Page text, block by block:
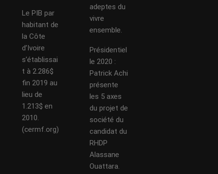
Le PIB par
habitant de
la Côte
d’Ivoire
s’établissai
t à 2.286$
fin 2019 au
lieu de
1.213$ en
2010.
(cermf.org)
adeptes du
vivre
ensemble.
Présidentiel
le 2020 :
Patrick Achi
présente
les 5 axes
du projet de
société du
candidat du
RHDP
Alassane
Ouattara.